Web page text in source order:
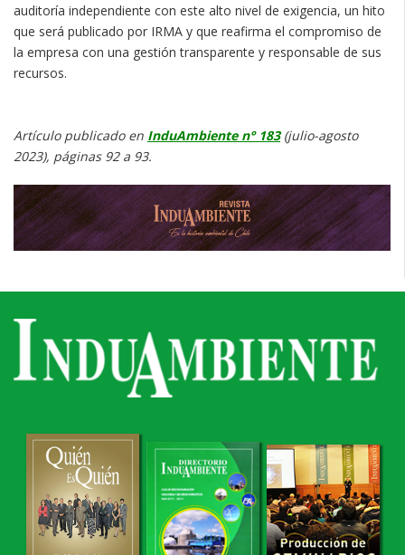
auditoría independiente con este alto nivel de exigencia, un hito
que será publicado por IRMA y que reafirma el compromiso de
la empresa con una gestión transparente y responsable de sus
recursos.
Artículo publicado en InduAmbiente n° 183(julio-agosto
2023), páginas 92 a 93.